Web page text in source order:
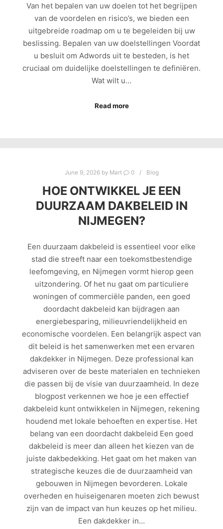
Van het bepalen van uw doelen tot het begrijpen
van de voordelen en risico’s, we bieden een
uitgebreide roadmap om u te begeleiden bij uw
beslissing. Bepalen van uw doelstellingen Voordat
u besluit om Adwords uit te besteden, is het
cruciaal om duidelijke doelstellingen te definiëren.
Wat wilt u…
Read more
June 9, 2026by Mart 0 Blog
HOE ONTWIKKEL JE EEN
DUURZAAM DAKBELEID IN
NIJMEGEN?
Een duurzaam dakbeleid is essentieel voor elke
stad die streeft naar een toekomstbestendige
leefomgeving, en Nijmegen vormt hierop geen
uitzondering. Of het nu gaat om particuliere
woningen of commerciële panden, een goed
doordacht dakbeleid kan bijdragen aan
energiebesparing, milieuvriendelijkheid en
economische voordelen. Een belangrijk aspect van
dit beleid is het samenwerken met een ervaren
dakdekker in Nijmegen. Deze professional kan
adviseren over de beste materialen en technieken
die passen bij de visie van duurzaamheid. In deze
blogpost verkennen we hoe je een effectief
dakbeleid kunt ontwikkelen in Nijmegen, rekening
houdend met lokale behoeften en expertise. Het
belang van een doordacht dakbeleid Een goed
dakbeleid is meer dan alleen het kiezen van de
juiste dakbedekking. Het gaat om het maken van
strategische keuzes die de duurzaamheid van
gebouwen in Nijmegen bevorderen. Lokale
overheden en huiseigenaren moeten zich bewust
zijn van de impact van hun keuzes op het milieu.
Een dakdekker in…